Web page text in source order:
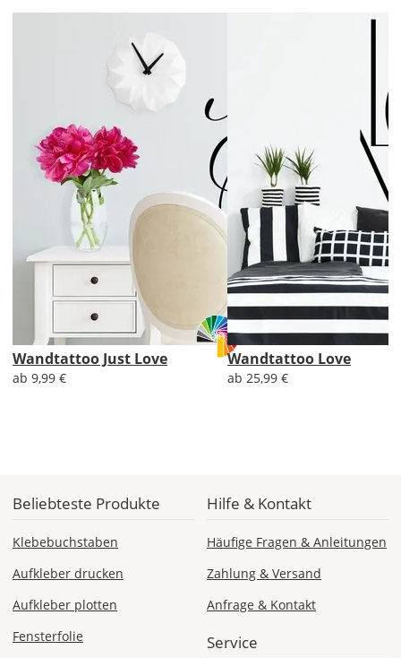
Lieferzeit
Versandkosten?
DE
Economy
Deutschland
ohne
EUR
Priority
Deutschland
EU
Wandtattoo Just Love
ab 9,99 €
Wandtattoo Love
ab 25,99 €
Beliebteste Produkte
Klebebuchstaben
Aufkleber drucken
Aufkleber plotten
Fensterfolie
Hilfe & Kontakt
Häufige Fragen & Anleitungen
Zahlung & Versand
Anfrage & Kontakt
Service